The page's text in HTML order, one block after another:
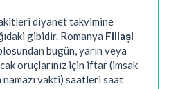
diyanet takvimine
gibidir. Romanya Filiași
bugün, yarın veya
oruçlarınız için iftar (imsak
vakti) saatleri saat